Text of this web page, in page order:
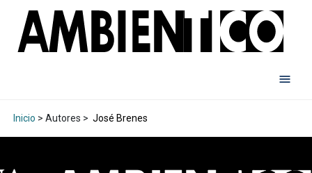
Inicio > Autores > José Brenes